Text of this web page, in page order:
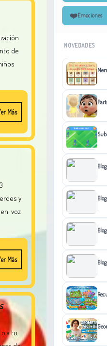
de
Más
y
en voz
Más
❤️Emociones
NOVEDADES
Blog